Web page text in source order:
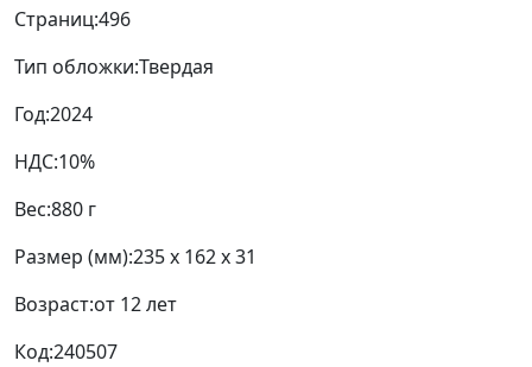
Страниц:496
Тип обложки:Твердая
Год:2024
НДС:10%
Вес:880 г
Размер (мм):235 x 162 x 31
Возраст:от 12 лет
Код:240507